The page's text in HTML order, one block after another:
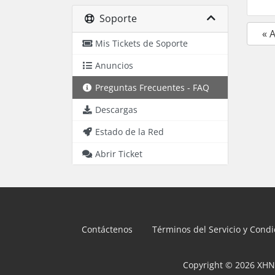
Soporte
Mis Tickets de Soporte
Anuncios
Preguntas Frecuentes - FAQ
Descargas
Estado de la Red
Abrir Ticket
«
Contáctenos Términos del Servicio y
Copyright © 2026